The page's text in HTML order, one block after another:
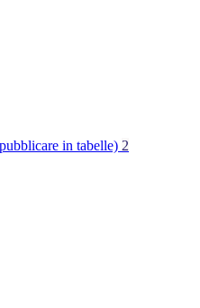
in tabelle) 2